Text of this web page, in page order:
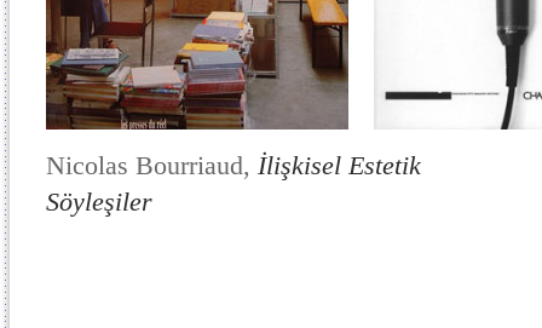
Nicolas Bourriaud, İlişkisel Estetik
Söyleşiler